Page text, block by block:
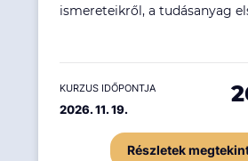
ismereteikről, a tudásanyag
KURZUS IDŐPONTJA
2026. 11. 19.
Részletek